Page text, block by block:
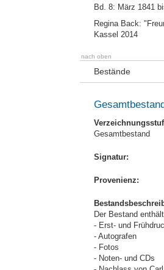
Bd. 8: März 1841
Regina Back:
Kassel 2014
nach oben
Bestände
Gesamtbestand
Signatur:
Provenienz:
Der Bestand
- Erst- und
- Autografen
- Fotos
- Noten- und CDs